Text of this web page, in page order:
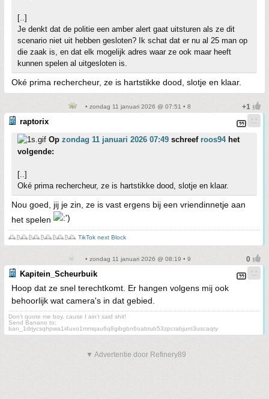
[..]
Je denkt dat de politie een amber alert gaat uitsturen als ze dit
scenario niet uit hebben gesloten? Ik schat dat er nu al 25 man op
die zaak is, en dat elk mogelijk adres waar ze ook maar heeft
kunnen spelen al uitgesloten is.
Oké prima rechercheur, ze is hartstikke dood, slotje en klaar.
• zondag 11 januari 2026 @ 07:51 • 8
raptorix
Op zondag 11 januari 2026 07:49 schreef roos94het
volgende:
[..]
Oké prima rechercheur, ze is hartstikke dood, slotje en klaar.
Nou goed, jij je zin, ze is vast ergens bij een vriendinnetje aan
het spelen
🕰️₿🕰️₿🕰️₿🕰️₿🕰️₿🕰️ TikTok next Block
• zondag 11 januari 2026 @ 08:19 • 9
Kapitein_Scheurbuik
Hoop dat ze snel terechtkomt. Er hangen volgens mij ook
behoorlijk wat camera's in dat gebied.
Don't quote me boy, cause I ain't said shit!
Send Banano to:
ban_1drjycsqhpwa1i4uxo1mmqau6q8gibgbn6oabtub53zpcrabjunt3uscaqty
▼ Advertentie door Refinery89